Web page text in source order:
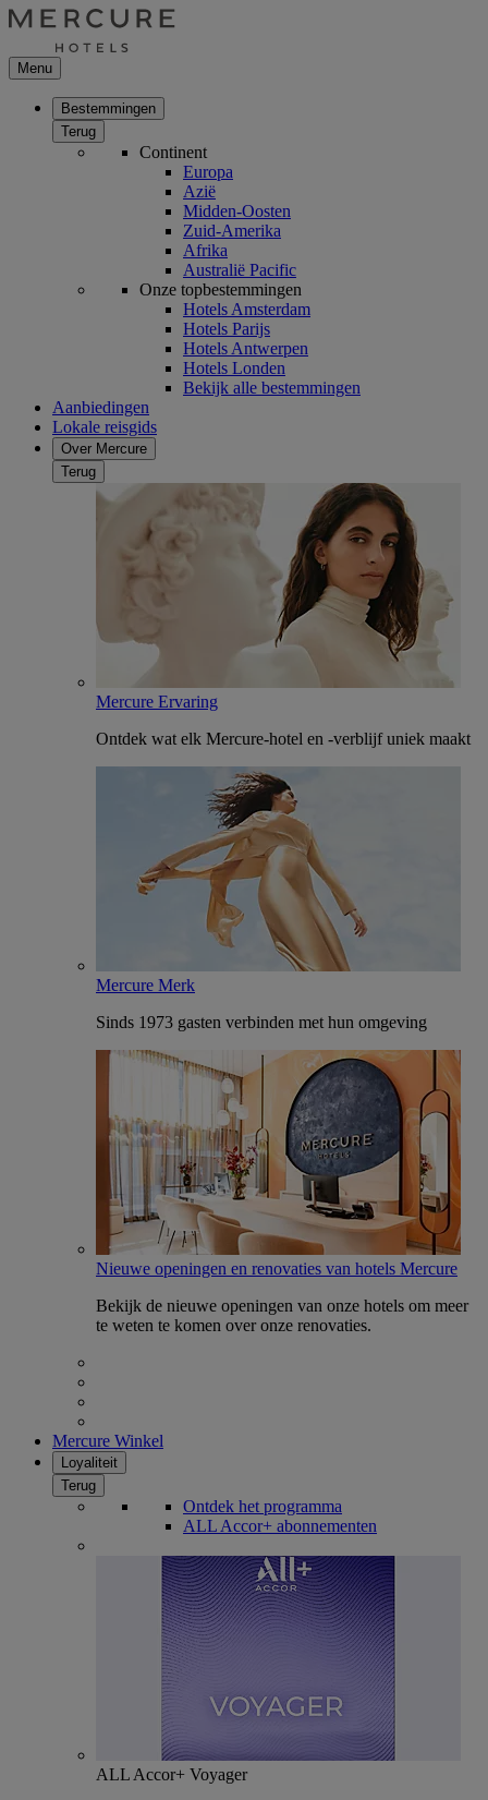
Menu
Bestemmingen
Terug
Continent
Europa
Azië
Midden-Oosten
Zuid-Amerika
Afrika
Australië Pacific
Onze topbestemmingen
Hotels Amsterdam
Hotels Parijs
Hotels Antwerpen
Hotels Londen
Bekijk alle bestemmingen
Aanbiedingen
Lokale reisgids
Over Mercure
Terug
Mercure Ervaring
Ontdek wat elk Mercure-hotel en -verblijf uniek maakt
Mercure Merk
Sinds 1973 gasten verbinden met hun omgeving
Nieuwe openingen en renovaties van hotels Mercure
Bekijk de nieuwe openingen van onze hotels om meer
te weten te komen over onze renovaties.
Mercure Winkel
Loyaliteit
Terug
Ontdek het programma
ALL Accor+ abonnementen
ALL Accor+ Voyager